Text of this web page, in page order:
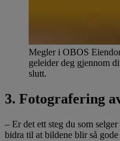
Megler i OBOS
geleider deg gjennom
slutt.
3. Fotografering
– Er det ett steg du som
bidra til at bildene blir så